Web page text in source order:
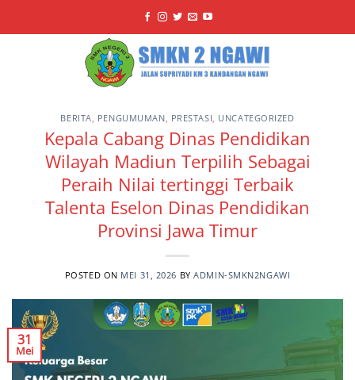
BERITA, PENGUMUMAN, PRESTASI, UNCATEGORIZED
Kepala Cabang Dinas Pendidikan
Wilayah Madiun Terpilih Sebagai
Peraih Nilai tertinggi Terbaik
Talenta Eselon Dinas Pendidikan
Provinsi Jawa Timur
POSTED ON MEI 31, 2026 BYADMIN-SMKN2NGAWI
31
Mei